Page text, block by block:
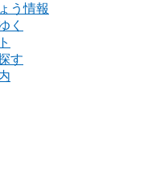
う情報
く
す